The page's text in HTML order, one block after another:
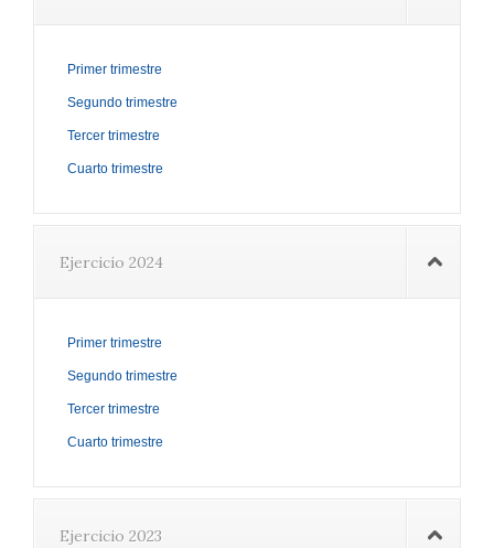
Primer trimestre
Segundo trimestre
Tercer trimestre
Cuarto trimestre
Ejercicio 2024
Primer trimestre
Segundo trimestre
Tercer trimestre
Cuarto trimestre
Ejercicio 2023